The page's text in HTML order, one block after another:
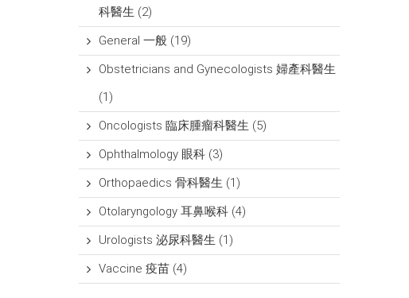
科醫生 (2)
General 一般 (19)
Obstetricians and Gynecologists 婦產科醫生
(1)
Oncologists 臨床腫瘤科醫生 (5)
Ophthalmology 眼科 (3)
Orthopaedics 骨科醫生 (1)
Otolaryngology 耳鼻喉科 (4)
Urologists 泌尿科醫生 (1)
Vaccine 疫苗 (4)